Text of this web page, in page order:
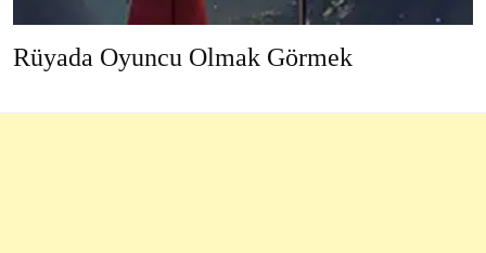
Rüyada Oyuncu Olmak Görmek